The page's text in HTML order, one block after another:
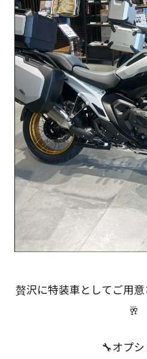
贅沢に特装車としてご用
🥂
🔧オプ